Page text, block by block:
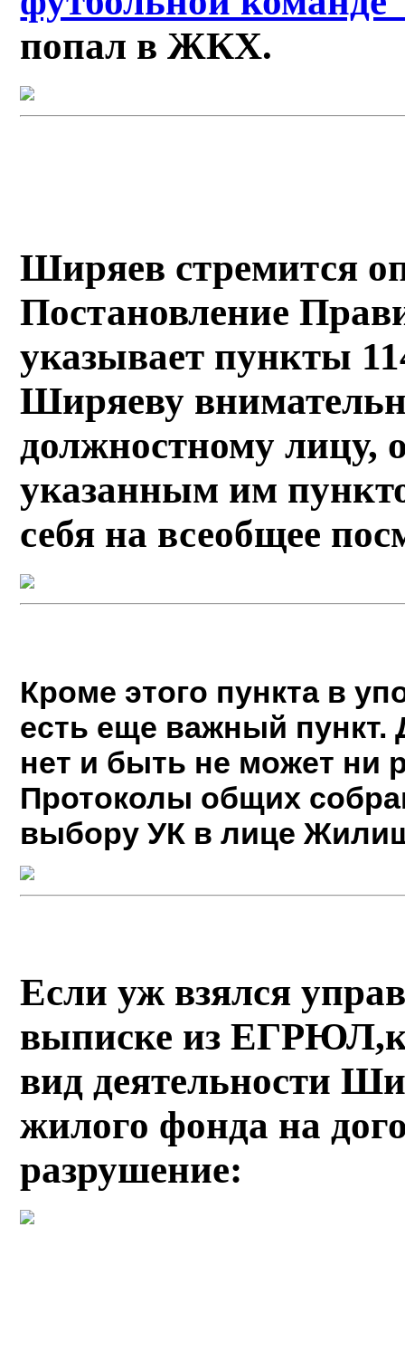
попал в ЖКХ.
Ширяев стремится
Постановление
указывает пункты
Ширяеву
должностному лицу,
указанным им
себя на всеобщее
Кроме этого пункта в
есть еще важный пункт.
нет и быть не может ни
Протоколы общих
выбору УК в лице
Если уж взялся
выписке из
вид деятельности
жилого фонда на
разрушение: